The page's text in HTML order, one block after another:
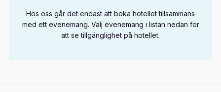
Hos oss går det endast att boka hotellet tillsammans
med ett evenemang. Välj evenemang i listan nedan för
att se tillgänglighet på hotellet.